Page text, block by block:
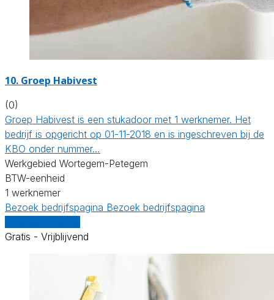
10. Groep Habivest
(0)
Groep Habivest is een stukadoor met 1 werknemer. Het
bedrijf is opgericht op 01-11-2018 en is ingeschreven bij de
KBO onder nummer…
Werkgebied Wortegem-Petegem
BTW-eenheid
1 werknemer
Bezoek bedrijfspagina Bezoek bedrijfspagina
Gratis - Vrijblijvend